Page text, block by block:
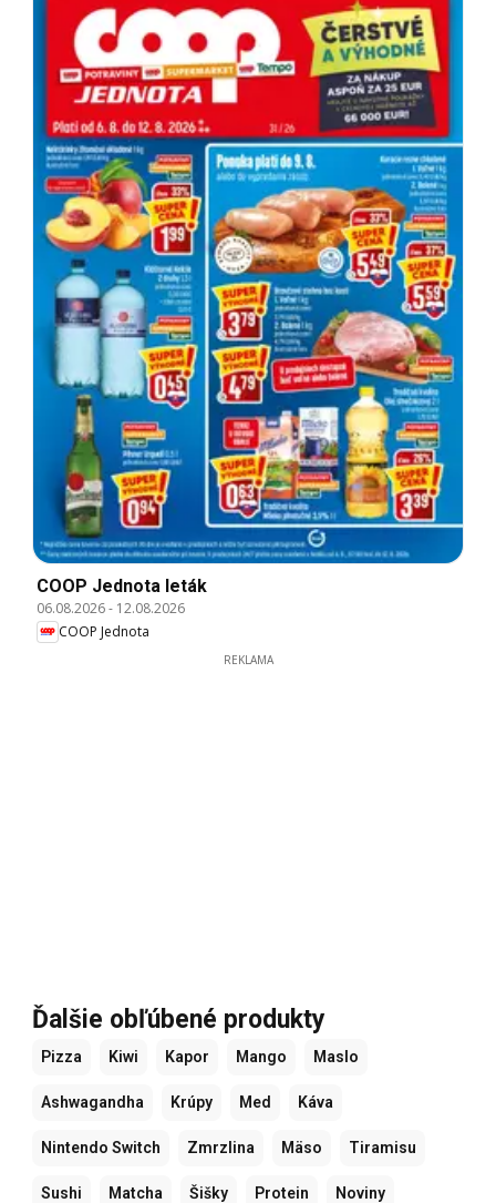
COOP Jednota leták
06.08.2026- 12.08.2026
COOP Jednota
REKLAMA
Ďalšie obľúbené produkty
Pizza Kiwi Kapor Mango Maslo
Ashwagandha Krúpy Med Káva
Nintendo Switch Zmrzlina Mäso Tiramisu
Sushi Matcha Šišky Protein Noviny